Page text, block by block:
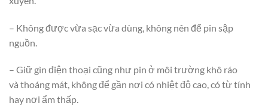
– Không được vừa sạc vừa dùng, không nên để pin sập
nguồn.
– Giữ gìn điện thoại cũng như pin ở môi trường khô ráo
và thoáng mát, không để gần nơi có nhiệt độ cao, có từ tính
hay nơi ẩm thấp.